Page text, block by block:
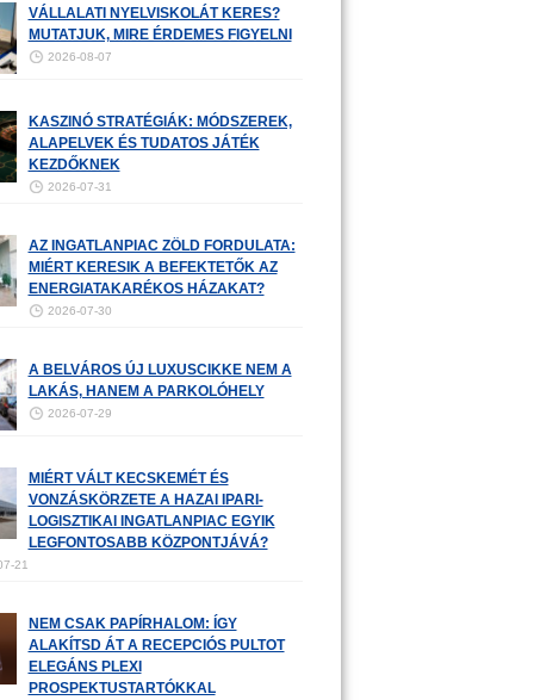
VÁLLALATI NYELVISKOLÁT KERES?
MUTATJUK, MIRE ÉRDEMES FIGYELNI
2026-08-07
KASZINÓ STRATÉGIÁK: MÓDSZEREK,
ALAPELVEK ÉS TUDATOS JÁTÉK
KEZDŐKNEK
2026-07-31
AZ INGATLANPIAC ZÖLD FORDULATA:
MIÉRT KERESIK A BEFEKTETŐK AZ
ENERGIATAKARÉKOS HÁZAKAT?
2026-07-30
A BELVÁROS ÚJ LUXUSCIKKE NEM A
LAKÁS, HANEM A PARKOLÓHELY
2026-07-29
MIÉRT VÁLT KECSKEMÉT ÉS
VONZÁSKÖRZETE A HAZAI IPARI-
LOGISZTIKAI INGATLANPIAC EGYIK
LEGFONTOSABB KÖZPONTJÁVÁ?
21
NEM CSAK PAPÍRHALOM: ÍGY
ALAKÍTSD ÁT A RECEPCIÓS PULTOT
ELEGÁNS PLEXI
PROSPEKTUSTARTÓKKAL